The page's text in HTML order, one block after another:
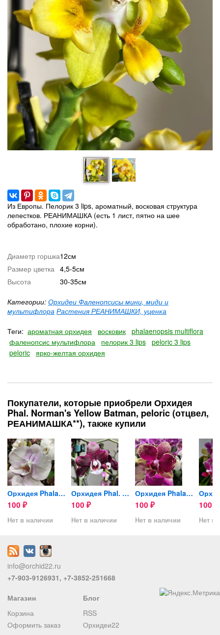
Из Европы. Пелорик 3 lips, ароматный, восковая структура
лепестков. РЕАНИМАШКА (есть 1 лист, пятно на шее
обработано, плохие корни).
Диаметр горшка12см
Размер цветка 4,5-5см
Высота
30-35см
Категории: Орхидеи Фаленопсисы мини, миди и
мультифлора Растения РЕАНИМАШКИ, уценка
Теги: ароматная орхидея восковик phalaenopsis multiflora
фаленопсис мультифлора
пелорик 3 lips peloric 3 lips
peloric ярко-желтая орхидея
Покупатели, которые приобрели Орхидея
Phal. Norman's Yellow Batman, peloric (отцвел,
РЕАНИМАШКА**), также купили
Орхидея Phalaenopsis...
100 ₽
Нет в наличии
Орхидея Phal. Kaoda Twinkle...
100 ₽
Нет в наличии
Орхидея Phalaenopsis...
100 ₽
Нет в наличии
100
Нет в
info@orchid22.ru
+7-903-9126931, +7-3852-251668
Магазин
Корзина
Оформить заказ
Блог
RSS
Орхидеи22